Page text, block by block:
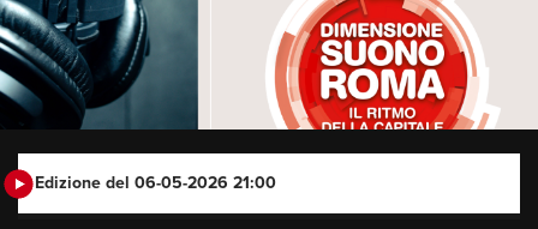
Edizione del 06-05-2026 21:00